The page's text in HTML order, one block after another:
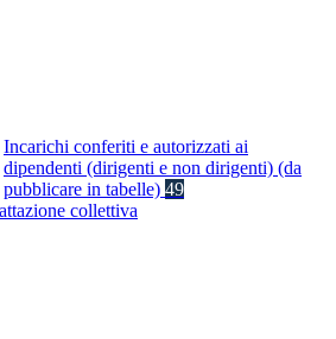
Incarichi conferiti e autorizzati ai
dipendenti (dirigenti e non dirigenti) (da
pubblicare in tabelle) 49
collettiva